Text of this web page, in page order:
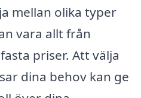
mellan olika typer
vara allt från
priser. Att välja
dina behov kan ge